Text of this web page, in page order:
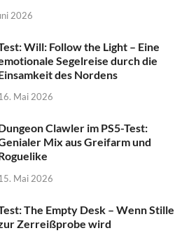
2026
Will: Follow the Light – Eine
Segelreise durch die
des Nordens
Mai 2026
Clawler im PS5-Test:
Mix aus Greifarm und
Mai 2026
The Empty Desk – Wenn Stille
Zerreißprobe wird